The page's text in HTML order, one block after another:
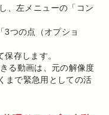
、左メニューの「コン
3つの点（オプショ
存します。
る動画は、元の解像度
まで緊急用としての活